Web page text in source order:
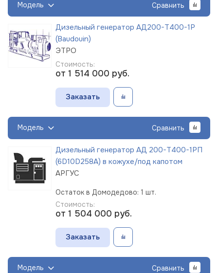
Модель Сравнить
Дизельный генератор АД200-Т400-1Р
(Baudouin)
ЭТРО
Стоимость:
от 1 514 000 руб.
Заказать
Модель Сравнить
Дизельный генератор АД 200-Т400-1РП
(6D10D258A) в кожухе/под капотом
АРГУС
Остаток в Домодедово: 1 шт.
Стоимость:
от 1 504 000 руб.
Заказать
Модель Сравнить